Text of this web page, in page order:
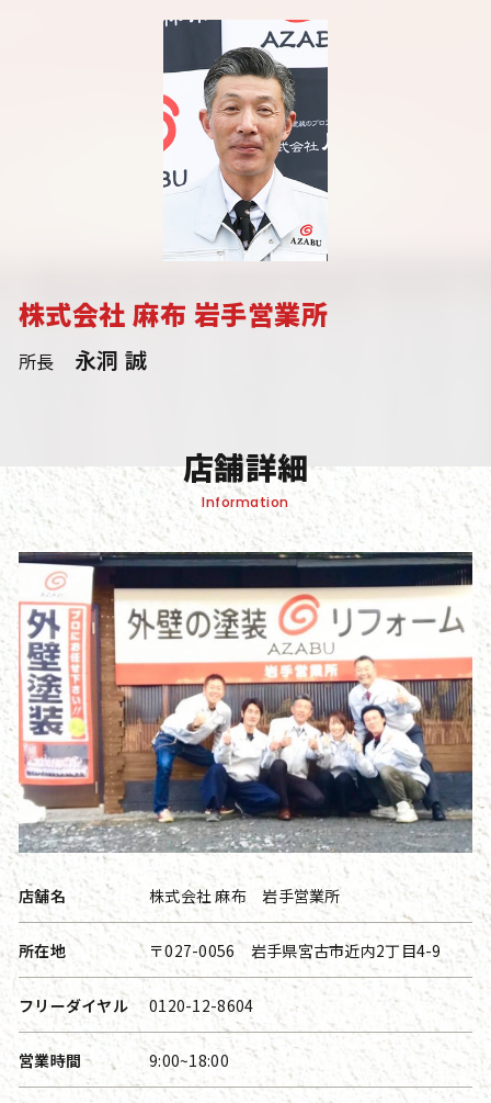
株式会社 麻布 岩手営業所
所長 永洞 誠
店舗詳細
Information
店舗名 株式会社 麻布 岩手営業所
所在地 〒027-0056 岩手県宮古市近内2丁目4-9
フリーダイヤル 0120-12-8604
営業時間 9:00~18:00